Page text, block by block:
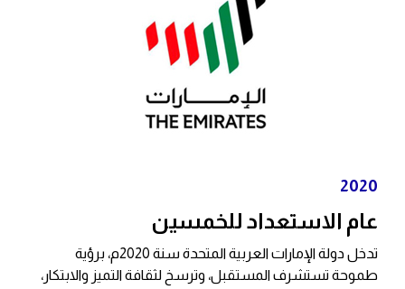
2020
عام الاستعداد للخمسين
تدخل دولة الإمارات العربية المتحدة سنة 2020م، برؤية
طموحة تستشرف المستقبل، وترسخ لثقافة التميز والابتكار،